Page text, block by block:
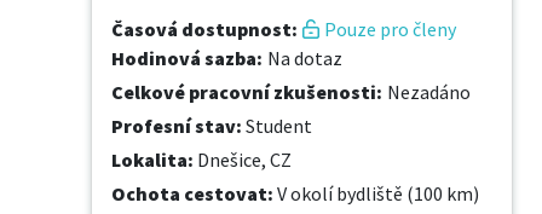
Časová dostupnost:
Pouze pro členy
Hodinová sazba: Na dotaz
Celkové pracovní zkušenosti: Nezadáno
Profesní stav: Student
Lokalita: Dnešice, CZ
Ochota cestovat: V okolí bydliště (100 km)